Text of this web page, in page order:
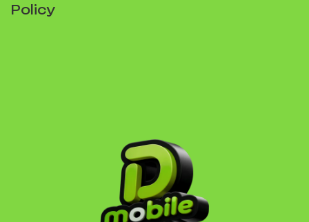
Policy